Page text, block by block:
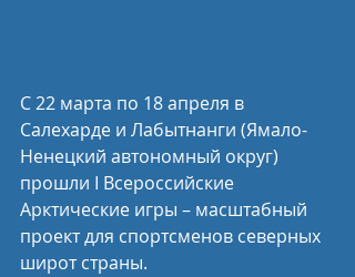
С 22 марта по 18 апреля в
Салехарде и Лабытнанги (Ямало-
Ненецкий автономный округ)
прошли I Всероссийские
Арктические игры – масштабный
проект для спортсменов северных
широт страны.